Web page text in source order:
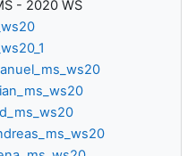
- 2020 WS